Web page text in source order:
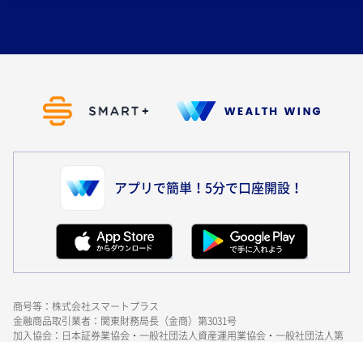
アプリで簡単！5分で口座開設！
商号等：株式会社スマートプラス
金融商品取引業者：関東財務局長（金商）第3031号
加入協会：日本証券業協会・一般社団法人資産運用業協会・一般社団法人第